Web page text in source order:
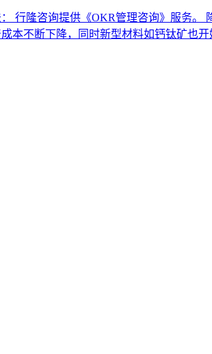
行隆咨询提供《OKR管理咨询》服务。
本不断下降，同时新型材料如钙钛矿也